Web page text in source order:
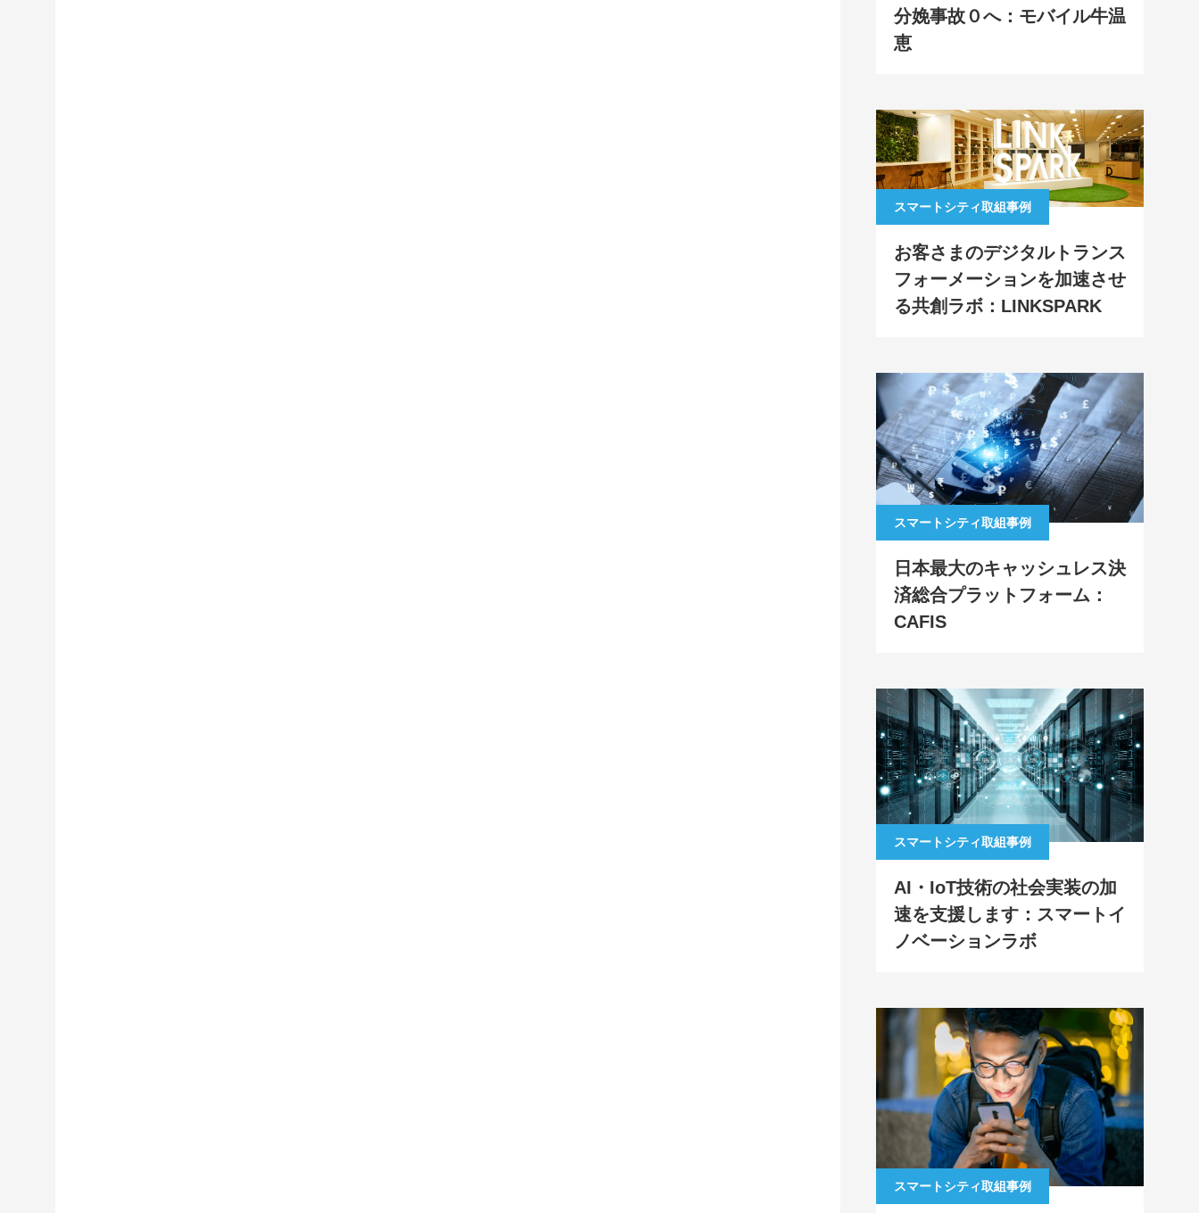
分娩事故０へ：モバイル牛温
恵
スマートシティ取組事例
お客さまのデジタルトランス
フォーメーションを加速させ
る共創ラボ：LINKSPARK
スマートシティ取組事例
日本最大のキャッシュレス決
済総合プラットフォーム：
CAFIS
スマートシティ取組事例
AI・IoT技術の社会実装の加
速を支援します：スマートイ
ノベーションラボ
スマートシティ取組事例